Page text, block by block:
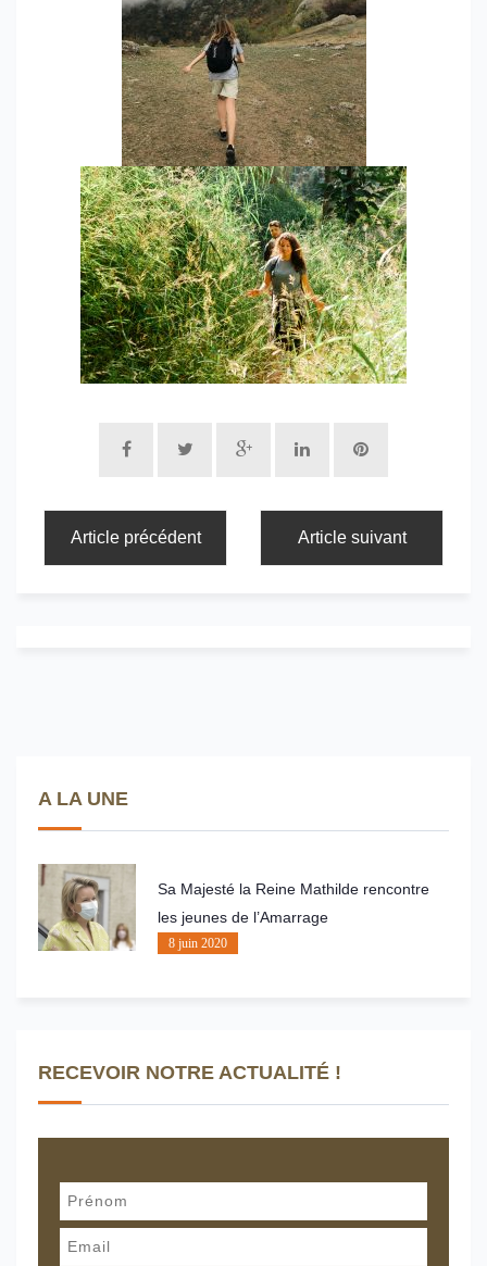
Article précédent Article suivant
A LA UNE
Sa Majesté la Reine Mathilde rencontre
les jeunes de l’Amarrage
8 juin 2020
RECEVOIR NOTRE ACTUALITÉ !